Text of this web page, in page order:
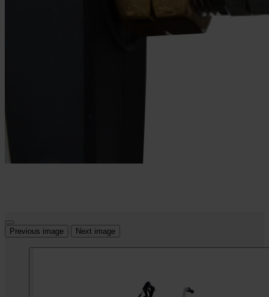
Previous image Next image